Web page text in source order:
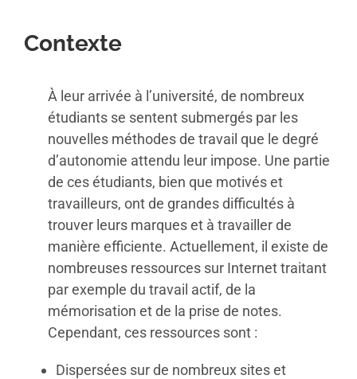
Contexte
À leur arrivée à l’université, de nombreux
étudiants se sentent submergés par les
nouvelles méthodes de travail que le degré
d’autonomie attendu leur impose. Une partie
de ces étudiants, bien que motivés et
travailleurs, ont de grandes difficultés à
trouver leurs marques et à travailler de
manière efficiente. Actuellement, il existe de
nombreuses ressources sur Internet traitant
par exemple du travail actif, de la
mémorisation et de la prise de notes.
Cependant, ces ressources sont :
Dispersées sur de nombreux sites et